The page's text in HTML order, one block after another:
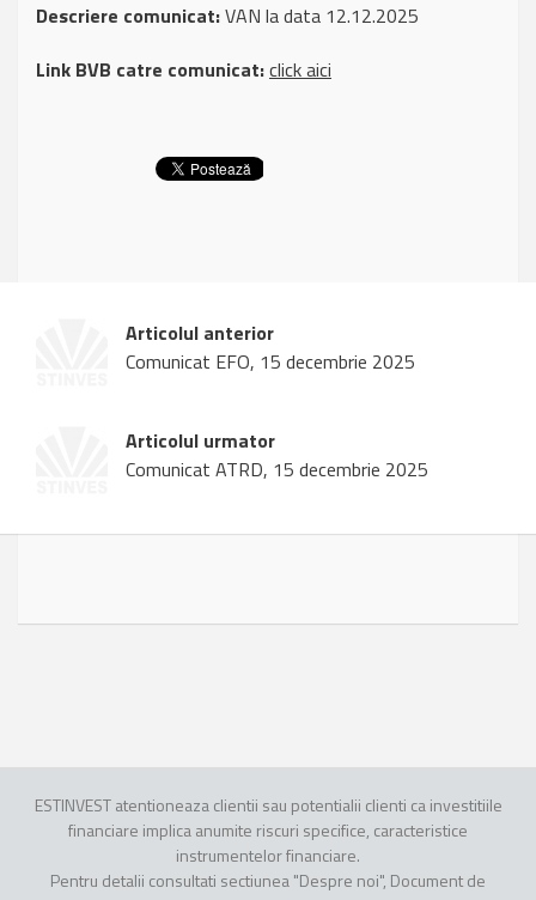
Descriere comunicat:VAN la data 12.12.2025
Link BVB catre comunicat:click aici
Articolul anterior
Comunicat EFO, 15 decembrie 2025
Articolul urmator
Comunicat ATRD, 15 decembrie 2025
ESTINVEST atentioneaza clientii sau potentialii clienti ca investitiile
financiare implica anumite riscuri specifice, caracteristice
instrumentelor financiare.
Pentru detalii consultati sectiunea "Despre noi", Document de